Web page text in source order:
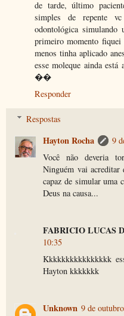
de tarde, último
simples de repente
odontológica simulando
primeiro momento fiquei
menos tinha aplicado
esse moleque ainda
��
Responder
Respostas
Hayton Rocha
9
Você não deveria
Ninguém vai acreditar
capaz de simular uma
Deus na causa...
FABRICIO LUCAS
10:35
Kkkkkkkkkkkkkkkk
Hayton kkkkkkk
Unknown 9 de